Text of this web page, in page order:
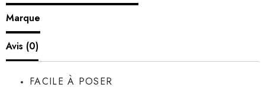
Marque
Avis (0)
FACILE À POSER